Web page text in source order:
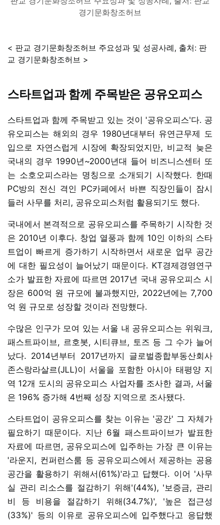
경기문화창조허브
< 판교 경기문화창조허브 주요성과 및 성공사례, 출처: 판
교 경기문화창조허브 >
스타트업과 함께 주목받은 공유오피스
스타트업과 함께 주목받고 있는 것이 '공유오피스'다. 공
유오피스는 해외의 경우 1980년대부터 유연근무제 도
입으로 자연스럽게 시장에 확장되었지만, 비교적 늦은
국내의 경우 1990년~2000년대 들어 비즈니스센터 또
는 소호오피스라는 명칭으로 소개되기 시작했다. 한때
PC방의 전신 격인 PC카페에서 바쁜 직장인들이 잠시
들러 사무를 처리, 공유오피스처럼 활용되기도 했다.
국내에서 본격적으로 공유오피스를 주목하기 시작한 것
은 2010년 이후다. 창업 열풍과 함께 10인 이하의 스타
트업이 빠르게 증가하기 시작하면서 새로운 업무 공간
에 대한 필요성이 늘어났기 때문이다. KT경제경영연구
소가 발표한 자료에 따르면 2017년 국내 공유오피스 시
장은 600억 원 규모에 불과했지만, 2022년에는 7,700
억 원 규모로 성장할 것이라 전망했다.
수많은 인구가 모여 있는 서울 내 공유오피스는 위워크,
패스트파이브, 르호봇, 시티큐브, 토즈 등 그 수가 늘어
났다. 2014년부터 2017년까지 글로벌종합부동산회사
존스랑라살르(JLL)이 서울을 포함한 아시아 태평양 지
역 12개 도시의 공유오피스 사업자를 조사한 결과, 서울
은 196% 증가해 4번째 성장 지역으로 조사됐다.
스타트업이 공유오피스를 찾는 이유는 '공간' 그 자체가
필요하기 때문이다. 지난 6월 패스트파이브가 발표한
자료에 따르면, 공유오피스에 입주하는 가장 큰 이유는
'라운지, 컨퍼런스룸 등 공유오피스에서 제공하는 공용
공간을 활용하기 위해서(61%)'라고 답했다. 이어 '사무
실 관리 리소스를 절감하기 위해'(44%), '보증금, 관리
비 등 비용을 절감하기 위해(34.7%)', '높은 접근성
(33%)' 등의 이유로 공유오피스에 입주했다고 응답했